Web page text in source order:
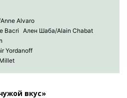
Alvaro
Bacri Ален Шаба/Alain Chabat
Yordanoff
вкус»